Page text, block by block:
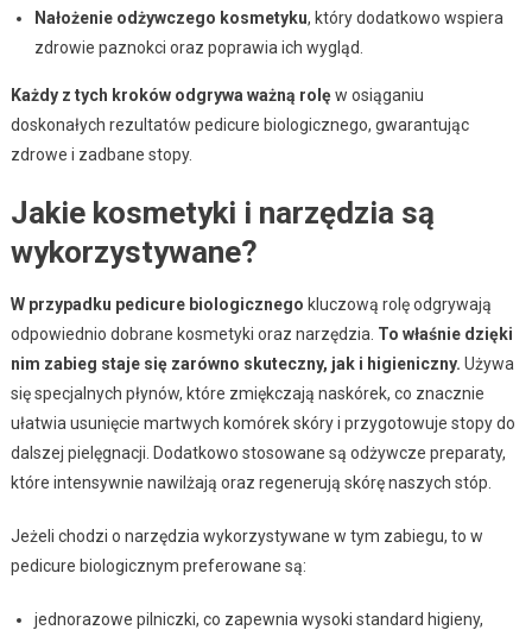
Nałożenie odżywczego kosmetyku, który dodatkowo wspiera
zdrowie paznokci oraz poprawia ich wygląd.
Każdy z tych kroków odgrywa ważną rolęw osiąganiu
doskonałych rezultatów pedicure biologicznego, gwarantując
zdrowe i zadbane stopy.
Jakie kosmetyki i narzędzia są
wykorzystywane?
W przypadku pedicure biologicznego kluczową rolę odgrywają
odpowiednio dobrane kosmetyki oraz narzędzia. To właśnie dzięki
nim zabieg staje się zarówno skuteczny, jak i higieniczny. Używa
się specjalnych płynów, które zmiękczają naskórek, co znacznie
ułatwia usunięcie martwych komórek skóry i przygotowuje stopy do
dalszej pielęgnacji. Dodatkowo stosowane są odżywcze preparaty,
które intensywnie nawilżają oraz regenerują skórę naszych stóp.
Jeżeli chodzi o narzędzia wykorzystywane w tym zabiegu, to w
pedicure biologicznym preferowane są:
jednorazowe pilniczki, co zapewnia wysoki standard higieny,